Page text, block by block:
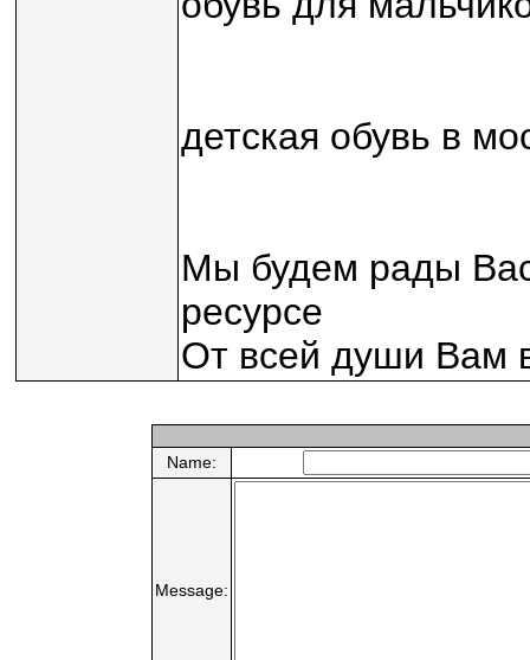
детская обувь в
Мы будем рады
ресурсе
От всей души Вам
Name:
Message: